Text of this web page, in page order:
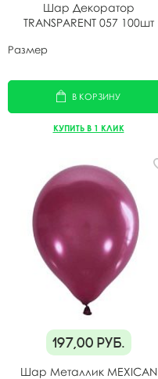
Шар Декоратор
TRANSPARENT 057 100шт
Размер
В КОРЗИНУ
КУПИТЬ В 1 КЛИК
197,00 руб.
Шар Металлик MEXICAN